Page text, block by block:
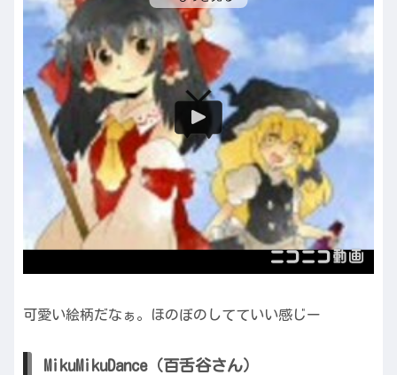
可愛い絵柄だなぁ。ほのぼのしてていい感じー
MikuMikuDance（百舌谷さん）